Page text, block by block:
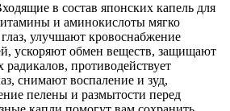
в состав японских капель для
и аминокислоты мягко
улучшают кровоснабжение
ускоряют обмен веществ, защищают
радикалов, противодействует
снимают воспаление и зуд,
пелены и размытости перед